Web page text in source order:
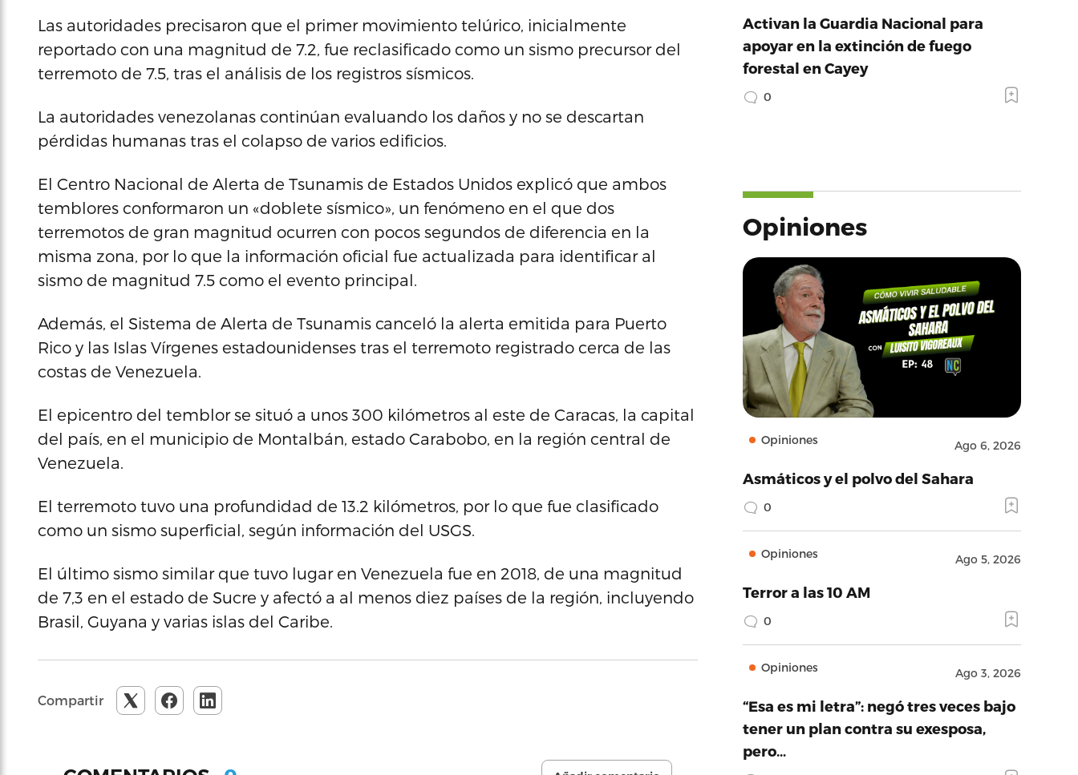
Las autoridades precisaron que el primer movimiento telúrico, inicialmente
reportado con una magnitud de 7.2, fue reclasificado como un sismo precursor del
terremoto de 7.5, tras el análisis de los registros sísmicos.
La autoridades venezolanas continúan evaluando los daños y no se descartan
pérdidas humanas tras el colapso de varios edificios.
El Centro Nacional de Alerta de Tsunamis de Estados Unidos explicó que ambos
temblores conformaron un «doblete sísmico», un fenómeno en el que dos
terremotos de gran magnitud ocurren con pocos segundos de diferencia en la
misma zona, por lo que la información oficial fue actualizada para identificar al
sismo de magnitud 7.5 como el evento principal.
Además, el Sistema de Alerta de Tsunamis canceló la alerta emitida para Puerto
Rico y las Islas Vírgenes estadounidenses tras el terremoto registrado cerca de las
costas de Venezuela.
El epicentro del temblor se situó a unos 300 kilómetros al este de Caracas, la capital
del país, en el municipio de Montalbán, estado Carabobo, en la región central de
Venezuela.
El terremoto tuvo una profundidad de 13.2 kilómetros, por lo que fue clasificado
como un sismo superficial, según información del USGS.
El último sismo similar que tuvo lugar en Venezuela fue en 2018, de una magnitud
de 7,3 en el estado de Sucre y afectó a al menos diez países de la región, incluyendo
Brasil, Guyana y varias islas del Caribe.
Compartir
Activan la Guardia Nacional para
apoyar en la extinción de fuego
forestal en Cayey
0
Opiniones
Opiniones Ago 6, 2026
Asmáticos y el polvo del Sahara
0
Opiniones Ago 5, 2026
Terror a las 10 AM
0
Opiniones Ago 3, 2026
“Esa es mi letra”: negó tres veces bajo
tener un plan contra su exesposa,
pero…